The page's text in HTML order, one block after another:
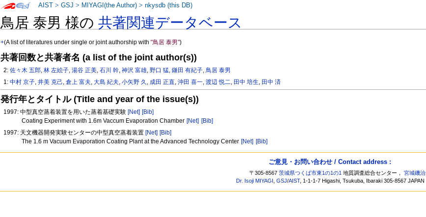
鳥居 泰男 様の共著関連データベース
+(A list of literatures under single or joint authorship with"鳥居 泰男")
共著回数と共著者名 (a list of the joint author(s))
2:佐々木 五郎,林 左絵子,湯谷 正美,石川 幹,神沢 富雄,野口 猛,鎌田 有紀子,鳥居 泰男
1:中村 京子,井美 克己,倉上 富夫,大島 紀夫,小矢野 久 , 成田 正直,沖田 喜一,渡辺 悦二, 田中 培生, 田中 済
発行年とタイトル (Title and year of the issue(s))
1997: 中型真空蒸着装置を用いた蒸着基礎実験 [Net] [Bib]
Coating Experiment with 1.6m Vaccum Evaporation Chamber [Net] [Bib]
1997: 天文機器開発実験センターの中型真空蒸着装置 [Net] [Bib]
The 1.6 m Vacuum Evaporation Coating Plant at the Advanced Technology Center [Net] [Bib]
AIST >GSJ > MIYAGI(the Author) >nkysdb (this DB)
ご意見・お問い合わせ / Contact address :
〒305-8567茨城県つくば市東1の1の1 地質調査総合センター，宮城磯治
Dr. Isoji MIYAGI ,GSJ/AIST, 1-1-1-7 Higashi, Tsukuba, Ibaraki 305-8567 JAPAN